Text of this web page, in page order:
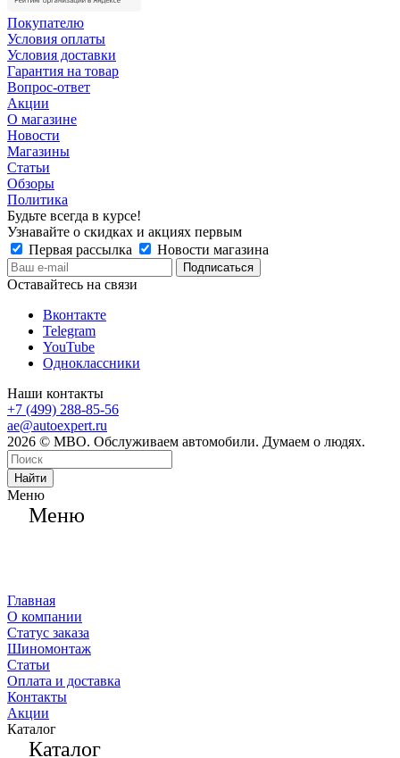
Покупателю
Условия оплаты
Условия доставки
Гарантия на товар
Вопрос-ответ
Акции
О магазине
Новости
Магазины
Статьи
Обзоры
Политика
Будьте всегда в курсе!
Узнавайте о скидках и акциях первым
Первая рассылка
Новости магазина
Оставайтесь на связи
Вконтакте
Telegram
YouTube
Одноклассники
Наши контакты
+7 (499) 288-85-56
ae@autoexpert.ru
2026 © МВО. Обслуживаем автомобили. Думаем о людях.
Найти
Меню
Меню
Главная
О компании
Статус заказа
Шиномонтаж
Статьи
Оплата и доставка
Контакты
Акции
Каталог
Каталог